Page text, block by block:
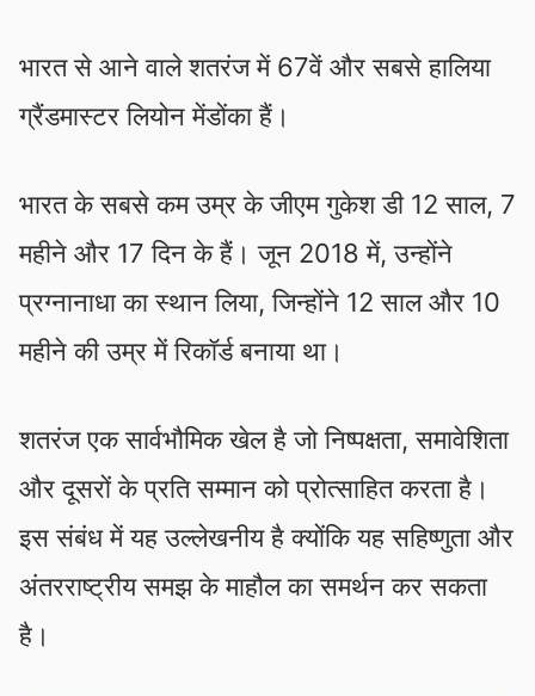
भारत से आने वाले शतरंज में 67वें और सबसे हालिया
ग्रैंडमास्टर लियोन मेंडोंका हैं।
भारत के सबसे कम उम्र के जीएम गुकेश डी 12 साल, 7
महीने और 17 दिन के हैं। जून 2018 में, उन्होंने
प्रग्नानाधा का स्थान लिया, जिन्होंने 12 साल और 10
महीने की उम्र में रिकॉर्ड बनाया था।
शतरंज एक सार्वभौमिक खेल है जो निष्पक्षता, समावेशिता
और दूसरों के प्रति सम्मान को प्रोत्साहित करता है।
इस संबंध में यह उल्लेखनीय है क्योंकि यह सहिष्णुता और
अंतरराष्ट्रीय समझ के माहौल का समर्थन कर सकता
है।